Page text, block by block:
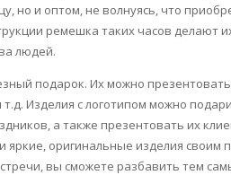
но и оптом, не волнуясь, что
ремешка таких часов делают
людей.
подарок. Их можно
Изделия с логотипом можно
а также презентовать их
яркие, оригинальные изделия своим
вы сможете разбавить тем